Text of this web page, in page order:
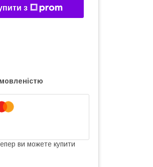
з
ви можете купити